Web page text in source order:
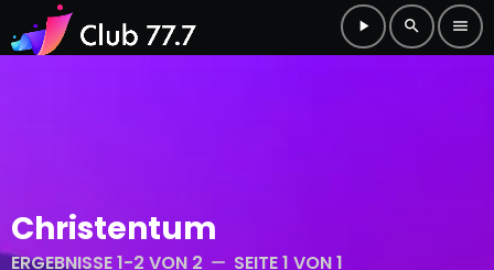
play_arrow search menu
Christentum
ERGEBNISSE 1-2 VON 2 remove SEITE 1 VON 1